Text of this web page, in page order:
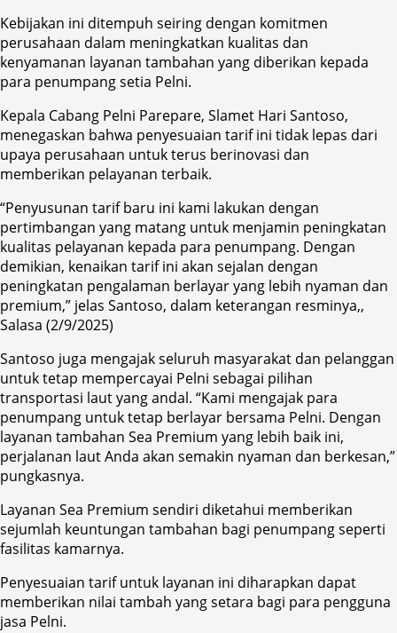
Kebijakan ini ditempuh seiring dengan komitmen
perusahaan dalam meningkatkan kualitas dan
kenyamanan layanan tambahan yang diberikan kepada
para penumpang setia Pelni.
Kepala Cabang Pelni Parepare, Slamet Hari Santoso,
menegaskan bahwa penyesuaian tarif ini tidak lepas dari
upaya perusahaan untuk terus berinovasi dan
memberikan pelayanan terbaik.
“Penyusunan tarif baru ini kami lakukan dengan
pertimbangan yang matang untuk menjamin peningkatan
kualitas pelayanan kepada para penumpang. Dengan
demikian, kenaikan tarif ini akan sejalan dengan
peningkatan pengalaman berlayar yang lebih nyaman dan
premium,” jelas Santoso, dalam keterangan resminya,,
Salasa (2/9/2025)
Santoso juga mengajak seluruh masyarakat dan pelanggan
untuk tetap mempercayai Pelni sebagai pilihan
transportasi laut yang andal. “Kami mengajak para
penumpang untuk tetap berlayar bersama Pelni. Dengan
layanan tambahan Sea Premium yang lebih baik ini,
perjalanan laut Anda akan semakin nyaman dan berkesan,”
pungkasnya.
Layanan Sea Premium sendiri diketahui memberikan
sejumlah keuntungan tambahan bagi penumpang seperti
fasilitas kamarnya.
Penyesuaian tarif untuk layanan ini diharapkan dapat
memberikan nilai tambah yang setara bagi para pengguna
jasa Pelni.